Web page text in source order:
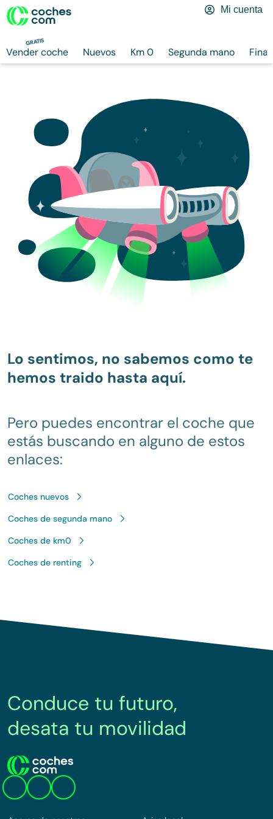
GRATIS
Vender coche Nuevos Km 0 Segunda mano
Mi cuenta
Lo sentimos, no sabemos como te
hemos traido hasta aquí.
Pero puedes encontrar el coche que
estás buscando en alguno de estos
enlaces:
Coches nuevos
Coches de segunda mano
Coches de km0
Coches de renting
Conduce tu futuro,
desata tu movilidad